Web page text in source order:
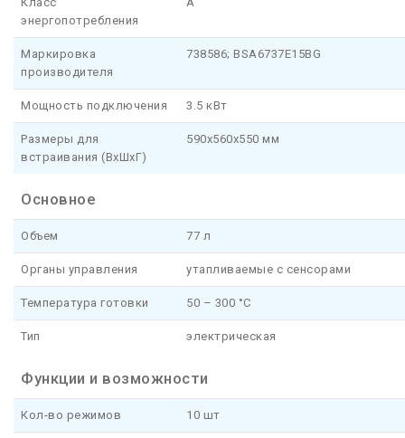
энергопотребления
Маркировка
производителя
738586; BSA6737E15BG
Мощность подключения 3.5 кВт
Размеры для
встраивания (ВхШхГ)
590x560x550 мм
Основное
Объем 77 л
Органы управления утапливаемые с сенсорами
Температура готовки 50 – 300 °C
Тип электрическая
Функции и возможности
Кол-во режимов 10 шт